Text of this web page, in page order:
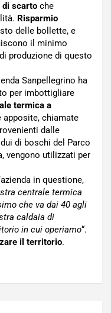
di scarto che
Risparmio
delle bollette, e
il minimo
produzione di questo
Sanpellegrino ha
per imbottigliare
termica a
apposite, chiamate
dalle
di boschi del Parco
vengono utilizzati per
in questione,
centrale termica
che va dai 40 agli
caldaia di
in cui operiamo“.
il territorio.